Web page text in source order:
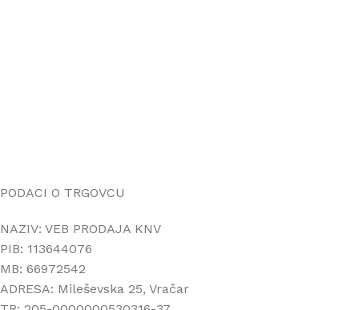
PODACI O TRGOVCU
NAZIV: VEB PRODAJA KNV
PIB: 113644076
MB: 66972542
ADRESA: Mileševska 25, Vračar